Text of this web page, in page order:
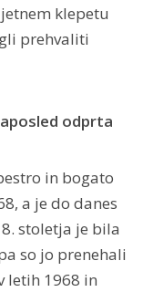
klepetu
prehvaliti
odprta
in bogato
a je do danes
stoletja je bila
so jo prenehali
letih 1968 in